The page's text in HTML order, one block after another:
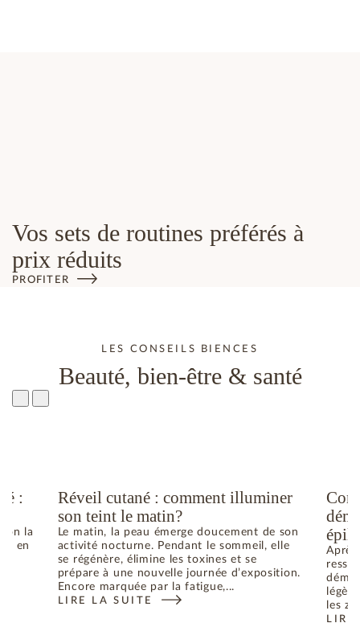
Vos sets de routines préférés à
prix réduits
PROFITER
LES CONSEILS BIENCES
Beauté, bien-être & santé
:
la
; en
: COMMENT RETROUVER L’ÉQUILIBRE
Réveil cutané : comment illuminer
son teint le matin?
Le matin, la peau émerge doucement de son
activité nocturne. Pendant le sommeil, elle
se régénère, élimine les toxines et se
prépare à une nouvelle journée d’exposition.
Encore marquée par la fatigue,...
LIRE LA SUITE
: RÉVEIL CUTANÉ : COMMENT ILLUMINER SONles